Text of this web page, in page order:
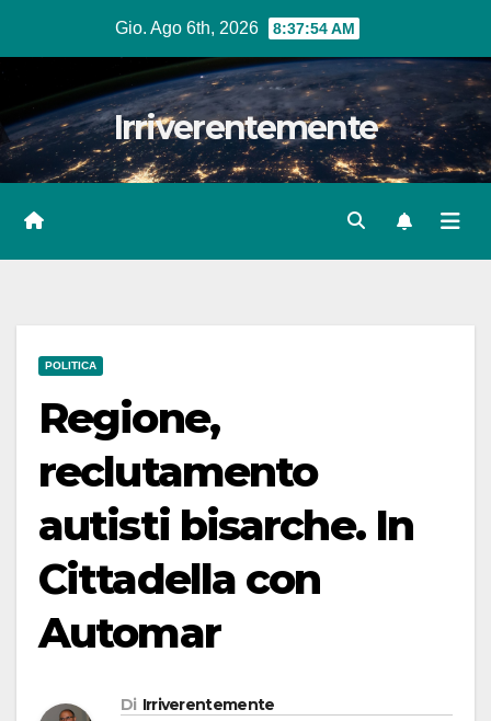
Gio. Ago 6th, 2026 8:37:55 AM
Irriverentemente
POLITICA
Regione,
reclutamento
autisti bisarche. In
Cittadella con
Automar
Di Irriverentemente